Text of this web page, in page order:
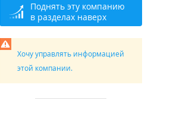
Поднять эту компанию
в разделах наверх
Хочу управлять информацией
этой компании.